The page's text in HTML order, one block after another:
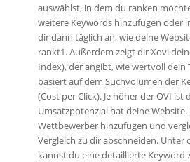
auswählst, in dem du ranken
weitere Keywords hinzufügen oder
dir dann täglich an, wie deine
rankt1. Außerdem zeigt dir Xovi
Index), der angibt, wie wertvoll dein
basiert auf dem Suchvolumen der
(Cost per Click). Je höher der OVI ist
Umsatzpotenzial hat deine
Wettbewerber hinzufügen und
Vergleich zu dir abschneiden. Unter
kannst du eine detaillierte